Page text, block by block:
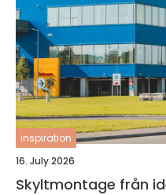
inspiration
16. July 2026
Skyltmontage från idé till färdig skylt på